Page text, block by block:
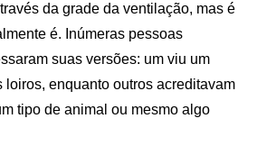
da grade da ventilação, mas é
é. Inúmeras pessoas
suas versões: um viu um
loiros, enquanto outros acreditavam
tipo de animal ou mesmo algo